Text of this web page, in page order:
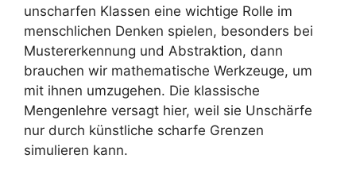
unscharfen Klassen eine wichtige Rolle im
menschlichen Denken spielen, besonders bei
Mustererkennung und Abstraktion, dann
brauchen wir mathematische Werkzeuge, um
mit ihnen umzugehen. Die klassische
Mengenlehre versagt hier, weil sie Unschärfe
nur durch künstliche scharfe Grenzen
simulieren kann.